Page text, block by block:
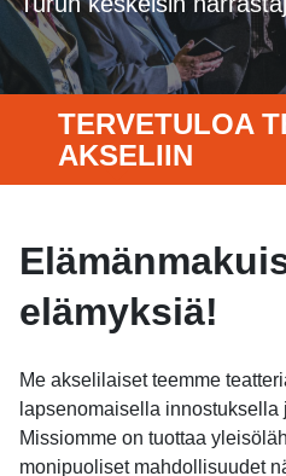
TERVETULOA
AKSELIIN
elämyksiä!
Me akselilaiset teemme
lapsenomaisella
Missiomme on tuottaa
monipuoliset mahdollisuudet